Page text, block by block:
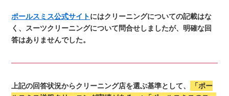
ポールスミス公式サイトにはクリーニングについての記載はな
く、スーツクリーニングについて問合せしましたが、明確な回
答はありませんでした。
上記の回答状況からクリーニング店を選ぶ基準として、
「ポー